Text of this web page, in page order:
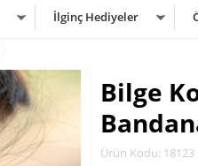
İlginç Hediyeler
Bilge
Ürün Kodu: 18123